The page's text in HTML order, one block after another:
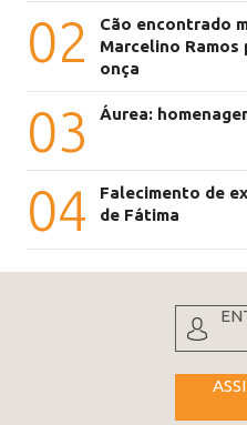
02
Cão encontrado
Marcelino
onça
03 Áurea:
04
Falecimento de
de Fátima